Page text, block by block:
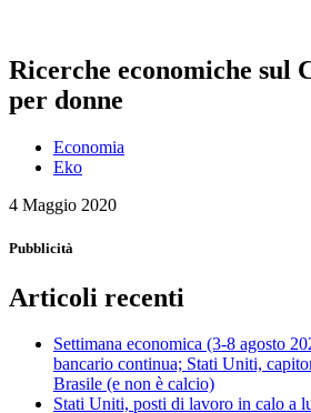
Ricerche economiche sul
per donne
Economia
Eko
4 Maggio 2020
Pubblicità
Articoli recenti
Settimana economica (3-8 agosto
bancario continua; Stati Uniti,
Brasile (e non è calcio)
Stati Uniti, posti di lavoro in calo a